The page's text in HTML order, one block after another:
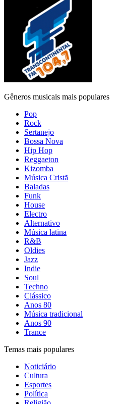
Gêneros musicais mais populares
Pop
Rock
Sertanejo
Bossa Nova
Hip Hop
Reggaeton
Kizomba
Música Cristã
Baladas
Funk
House
Electro
Alternativo
Música latina
R&B
Oldies
Jazz
Indie
Soul
Techno
Clássico
Anos 80
Música tradicional
Anos 90
Trance
Temas mais populares
Noticiário
Cultura
Esportes
Política